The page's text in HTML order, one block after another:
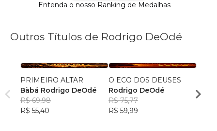
Entenda o nosso Ranking de Medalhas
Outros Títulos de Rodrigo DeOdé
PRIMEIRO ALTAR
Bàbá Rodrigo DeOdé
R$ 69,98
R$ 55,40
O ECO DOS DEUSES
Rodrigo DeOdé
R$ 75,77
R$ 59,99
Bàbá